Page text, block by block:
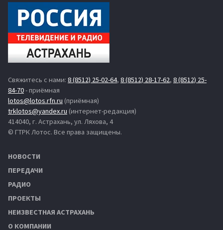
Свяжитесь с нами: 8 (8512) 25-02-64, 8 (8512) 28-17-62, 8 (8512) 25-
84-70- приёмная
lotos@lotos.rfn.ru (приёмная)
trklotos@yandex.ru (интернет-редакция)
414040, г. Астрахань, ул. Ляхова, 4
© ГТРК Лотос. Все права защищены.
НОВОСТИ
ПЕРЕДАЧИ
РАДИО
ПРОЕКТЫ
НЕИЗВЕСТНАЯ АСТРАХАНЬ
О КОМПАНИИ